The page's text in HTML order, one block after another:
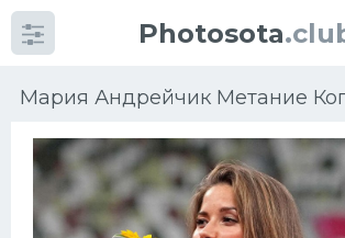
Photosota
Мария Андрейчик Метание